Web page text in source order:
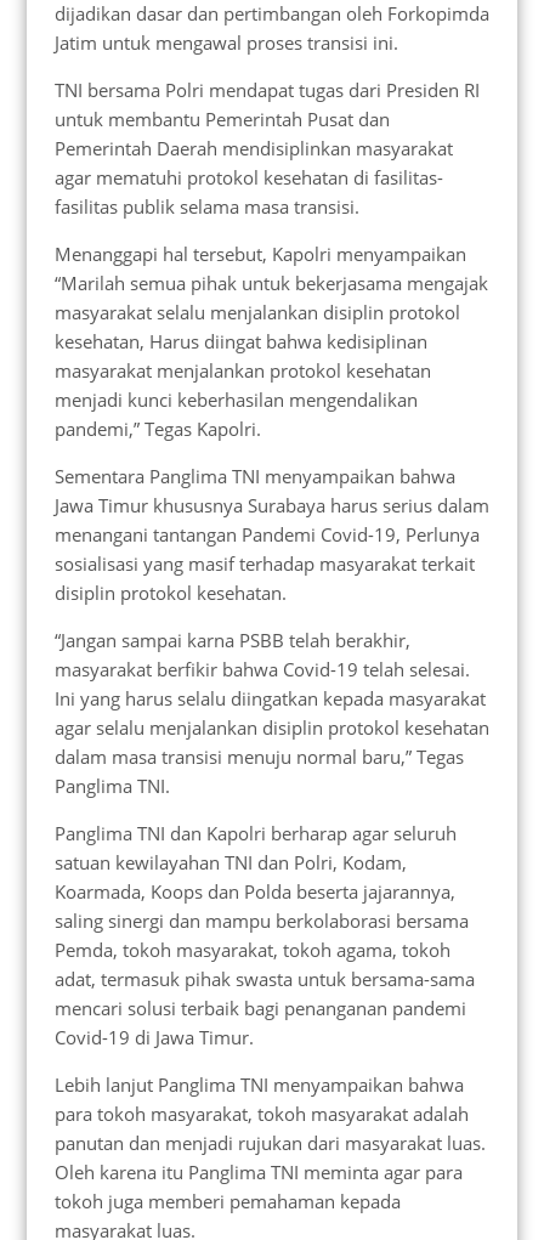
dijadikan dasar dan pertimbangan oleh Forkopimda
Jatim untuk mengawal proses transisi ini.
TNI bersama Polri mendapat tugas dari Presiden RI
untuk membantu Pemerintah Pusat dan
Pemerintah Daerah mendisiplinkan masyarakat
agar mematuhi protokol kesehatan di fasilitas-
fasilitas publik selama masa transisi.
Menanggapi hal tersebut, Kapolri menyampaikan
“Marilah semua pihak untuk bekerjasama mengajak
masyarakat selalu menjalankan disiplin protokol
kesehatan, Harus diingat bahwa kedisiplinan
masyarakat menjalankan protokol kesehatan
menjadi kunci keberhasilan mengendalikan
pandemi,” Tegas Kapolri.
Sementara Panglima TNI menyampaikan bahwa
Jawa Timur khususnya Surabaya harus serius dalam
menangani tantangan Pandemi Covid-19, Perlunya
sosialisasi yang masif terhadap masyarakat terkait
disiplin protokol kesehatan.
“Jangan sampai karna PSBB telah berakhir,
masyarakat berfikir bahwa Covid-19 telah selesai.
Ini yang harus selalu diingatkan kepada masyarakat
agar selalu menjalankan disiplin protokol kesehatan
dalam masa transisi menuju normal baru,” Tegas
Panglima TNI.
Panglima TNI dan Kapolri berharap agar seluruh
satuan kewilayahan TNI dan Polri, Kodam,
Koarmada, Koops dan Polda beserta jajarannya,
saling sinergi dan mampu berkolaborasi bersama
Pemda, tokoh masyarakat, tokoh agama, tokoh
adat, termasuk pihak swasta untuk bersama-sama
mencari solusi terbaik bagi penanganan pandemi
Covid-19 di Jawa Timur.
Lebih lanjut Panglima TNI menyampaikan bahwa
para tokoh masyarakat, tokoh masyarakat adalah
panutan dan menjadi rujukan dari masyarakat luas.
Oleh karena itu Panglima TNI meminta agar para
tokoh juga memberi pemahaman kepada
masyarakat luas.